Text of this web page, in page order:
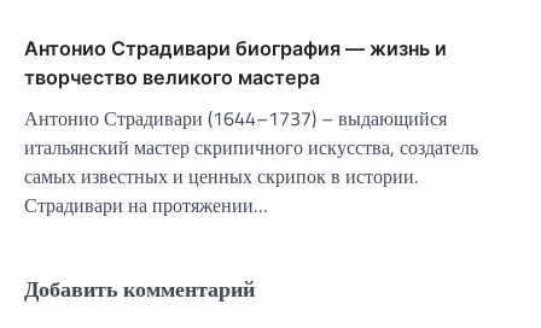
Антонио Страдивари биография — жизнь и
творчество великого мастера
Антонио Страдивари (1644–1737) – выдающийся
итальянский мастер скрипичного искусства, создатель
самых известных и ценных скрипок в истории.
Страдивари на протяжении…
Добавить комментарий